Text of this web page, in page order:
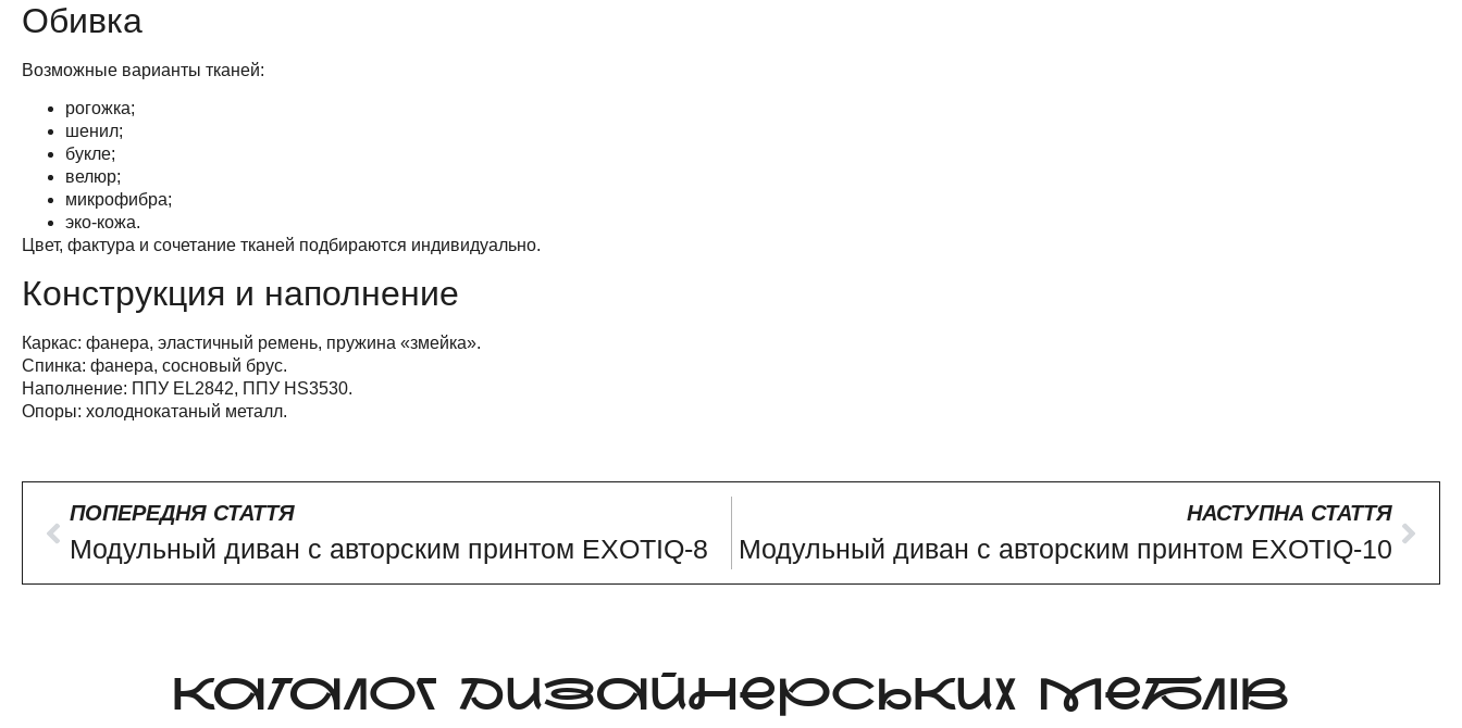
Обивка
Возможные варианты тканей:
рогожка;
шенил;
букле;
велюр;
микрофибра;
эко-кожа.
Цвет, фактура и сочетание тканей подбираются индивидуально.
Конструкция и наполнение
Каркас: фанера, эластичный ремень, пружина «змейка».
Спинка: фанера, сосновый брус.
Наполнение: ППУ EL2842, ППУ HS3530.
Опоры: холоднокатаный металл.
ПОПЕРЕДНЯ СТАТТЯ
Модульный диван с авторским принтом EXOTIQ-8
НАСТУПНА СТАТТЯ
Модульный диван с авторским принтом EXOTIQ-10
КАТАЛОГ ДИЗАЙНЕРСЬКИХ МЕБЛІВ